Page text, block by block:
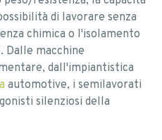
di lavorare senza
chimica o l'isolamento
macchine
dall'impiantistica
automotive, i semilavorati
silenziosi della